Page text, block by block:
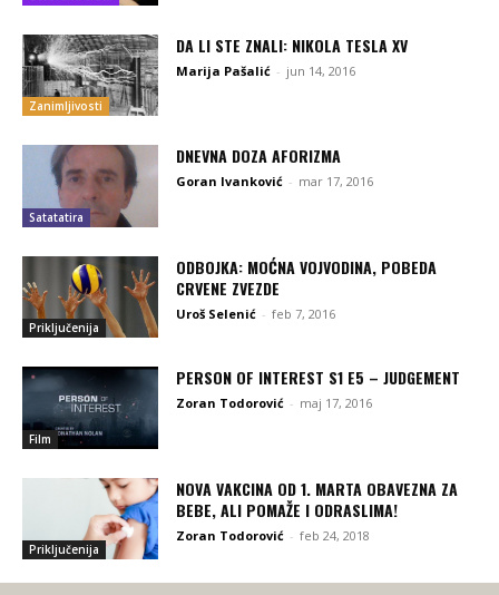
Zanimljivosti
DA LI STE ZNALI: NIKOLA TESLA XV
Marija Pašalić - jun 14, 2016
Satatatira
DNEVNA DOZA AFORIZMA
Goran Ivanković - mar 17, 2016
Priključenija
ODBOJKA: MOĆNA VOJVODINA, POBEDA
CRVENE ZVEZDE
Uroš Selenić - feb 7, 2016
Film
PERSON OF INTEREST S1 E5 – JUDGEMENT
Zoran Todorović - maj 17, 2016
Priključenija
NOVA VAKCINA OD 1. MARTA OBAVEZNA ZA
BEBE, ALI POMAŽE I ODRASLIMA!
Zoran Todorović - feb 24, 2018